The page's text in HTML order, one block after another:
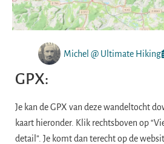
Michel @ Ultimate Hiking
GPX:
Je kan de GPX van deze wandeltocht
kaart hieronder. Klik rechtsboven op
detail”. Je komt dan terecht op de